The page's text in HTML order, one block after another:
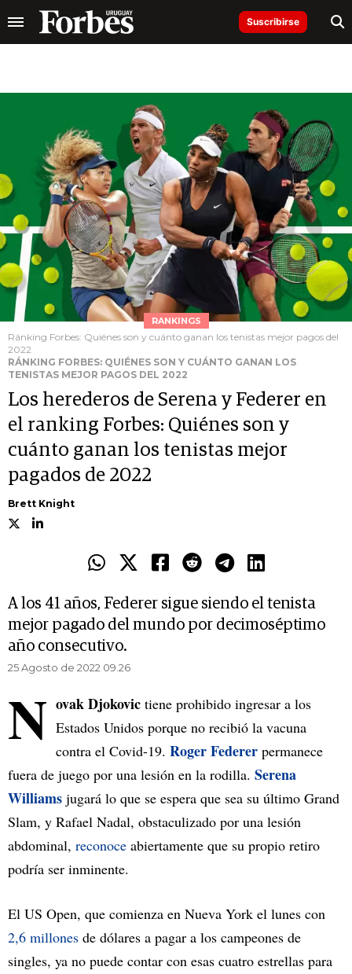
Suscribirse
RANKINGS
Ránking Forbes: Quiénes son y cuánto ganan los tenistas mejor pagos del
2022
RÁNKING FORBES: QUIÉNES SON Y CUÁNTO GANAN LOS
TENISTAS MEJOR PAGOS DEL 2022
Los herederos de Serena y Federer en
el ranking Forbes: Quiénes son y
cuánto ganan los tenistas mejor
pagados de 2022
Brett Knight
A los 41 años, Federer sigue siendo el tenista
mejor pagado del mundo por decimoséptimo
año consecutivo.
25 Agosto de 2022 09.26
N ovak Djokovic tiene prohibido ingresar a los
Estados Unidos porque no recibió la vacuna
contra el Covid-19. Roger Federer permanece
fuera de juego por una lesión en la rodilla. Serena
Williams jugará lo que se espera que sea su último Grand
Slam, y Rafael Nadal, obstaculizado por una lesión
abdominal, reconoce abiertamente que su propio retiro
podría ser inminente.
El US Open, que comienza en Nueva York el lunes con
2,6 millones de dólares a pagar a los campeones de
singles, ya no puede contar con esas cuatro estrellas para